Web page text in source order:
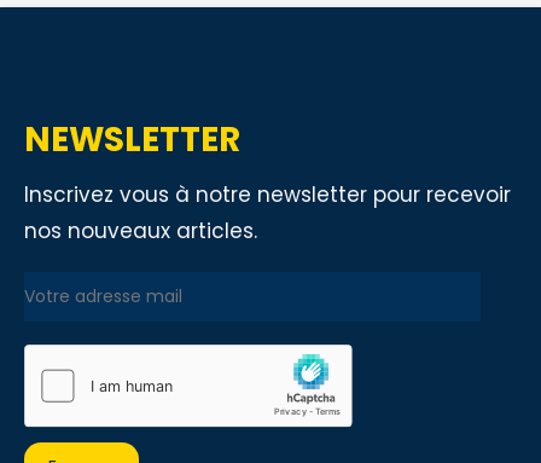
NEWSLETTER
Inscrivez vous à notre newsletter pour recevoir
nos nouveaux articles.